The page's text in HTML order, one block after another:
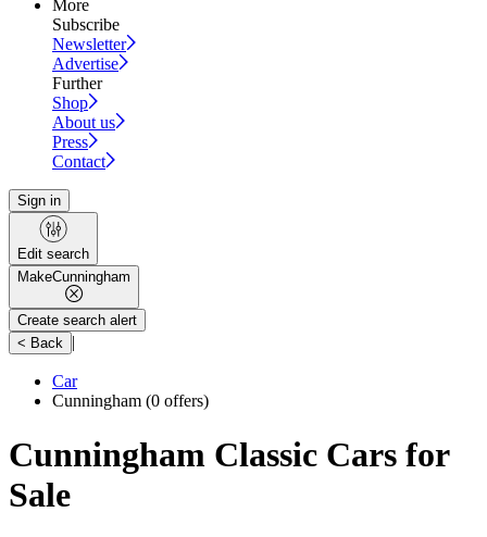
More
Subscribe
Newsletter
Advertise
Further
Shop
About us
Press
Contact
Sign in
Edit search
MakeCunningham
Create search alert
< Back |
Car
Cunningham (0 offers)
Cunningham Classic Cars for
Sale